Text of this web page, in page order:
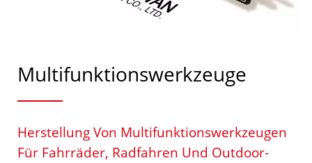
Multifunktionswerkzeuge
Herstellung Von Multifunktionswerkzeugen
Für Fahrräder, Radfahren Und Outdoor-